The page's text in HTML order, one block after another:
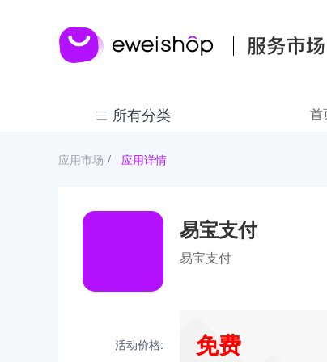
所有分类 首
应用市场 / 应用详情
易宝支付
易宝支付
活动价格: 免费